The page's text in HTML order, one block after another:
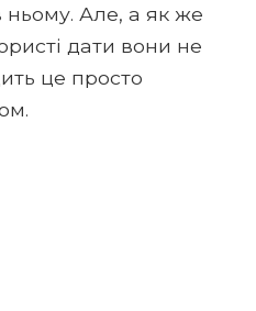
ньому. Але, а як же
дати вони не
це просто